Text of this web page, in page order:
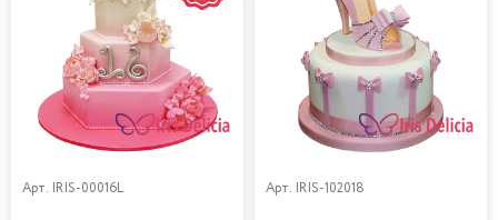
Арт. IRIS-00016L Арт. IRIS-102018